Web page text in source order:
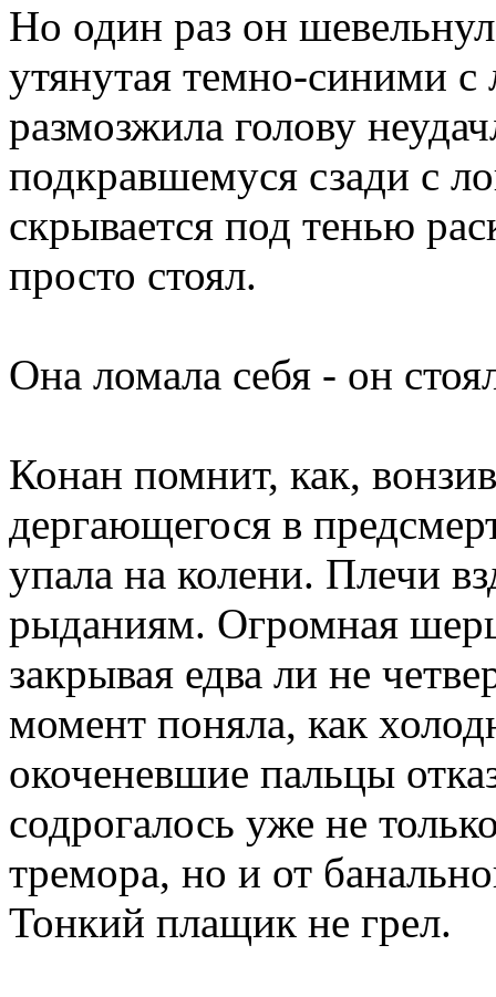
Но один раз он
утянутая темно-синими
размозжила голову
подкравшемуся сзади с
скрывается под тенью
просто стоял.
Она ломала себя - он
Конан помнит, как,
дергающегося в
упала на колени. Плечи
рыданиям. Огромная
закрывая едва ли не
момент поняла, как
окоченевшие пальцы
содрогалось уже не
тремора, но и от
Тонкий плащик не грел.